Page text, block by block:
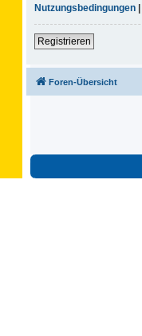
Nutzungsbedingungen |
Registrieren
Foren-Übersicht